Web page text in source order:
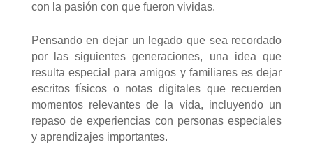
con la pasión con que fueron vividas.
Pensando en dejar un legado que sea recordado
por las siguientes generaciones, una idea que
resulta especial para amigos y familiares es dejar
escritos físicos o notas digitales que recuerden
momentos relevantes de la vida, incluyendo un
repaso de experiencias con personas especiales
y aprendizajes importantes.